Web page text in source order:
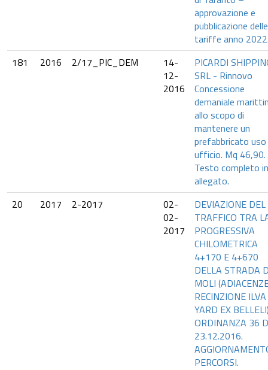
approvazione e
pubblicazione delle
tariffe anno
181
2016 2/17_PIC_DEM
14-
12-
2016
PICARDI
SRL - Rinnovo
Concessione
demaniale
allo scopo di
mantenere un
prefabbricato uso
ufficio. Mq 46,90.
Testo completo in
allegato.
20
2017 2-2017
02-
02-
2017
DEVIAZIONE DEL
TRAFFICO TRA
PROGRESSIVA
CHILOMETRICA
4+170 E 4+670
DELLA STRADA
MOLI
RECINZIONE ILVA
YARD EX
ORDINANZA 36
23.12.2016.
PERCORSI.